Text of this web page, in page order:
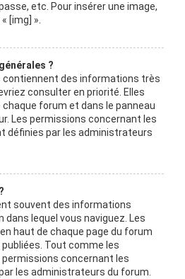
etc. Pour insérer une image,
[img] ».
?
contiennent des informations très
consulter en priorité. Elles
forum et dans le panneau
Les permissions concernant les
définies par les administrateurs
souvent des informations
lequel vous naviguez. Les
haut de chaque page du forum
Tout comme les
concernant les
les administrateurs du forum.